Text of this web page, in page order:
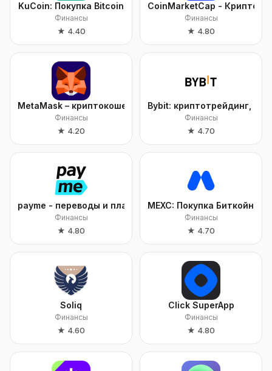
KuCoin: Покупка Bitcoin
Финансы
★ 4.40
CoinMarketCap -
Финансы
★ 4.80
MetaMask – криптокошелек
Финансы
★ 4.20
Bybit: криптотрейдинг, P2P
Финансы
★ 4.70
payme - переводы и платежи
Финансы
★ 4.80
MEXC: Покупка Биткойн и
Финансы
★ 4.70
Soliq
Финансы
★ 4.60
Click SuperApp
Финансы
★ 4.80